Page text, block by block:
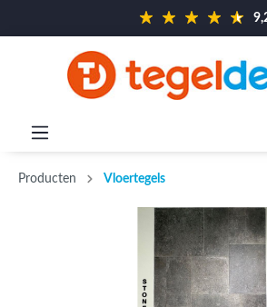
Producten Vloertegels